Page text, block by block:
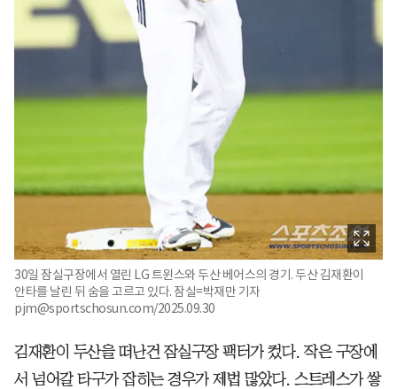
30일 잠실구장에서 열린 LG 트윈스와 두산 베어스의 경기. 두산 김재환이
안타를 날린 뒤 숨을 고르고 있다. 잠실=박재만 기자
pjm@sportschosun.com/2025.09.30
김재환이 두산을 떠난건 잠실구장 팩터가 컸다. 작은 구장에
서 넘어갈 타구가 잡히는 경우가 제법 많았다. 스트레스가 쌓